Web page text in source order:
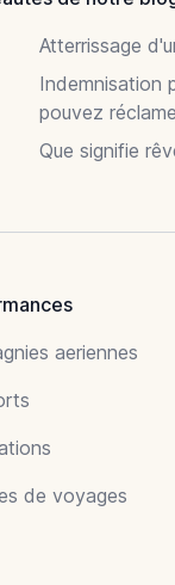
Atterrissage
Indemnisation
pouvez
Que signifie
aeriennes
de voyages